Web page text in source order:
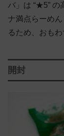
バ」は “★5” の
ナ満点らーめ
るため、おもわ
開封